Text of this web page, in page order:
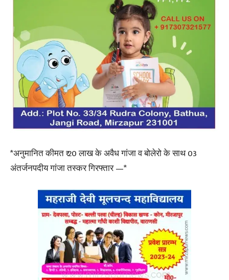
*अनुमानित कीमत ₹ 20 लाख के अवैध गांजा व बोलेरो के साथ 03
अंतर्जनपदीय गांजा तस्कर गिरफ्तार —*